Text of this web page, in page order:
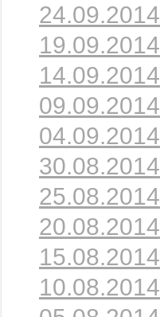
24.09.2014
19.09.2014
14.09.2014
09.09.2014
04.09.2014
30.08.2014
25.08.2014
20.08.2014
15.08.2014
10.08.2014